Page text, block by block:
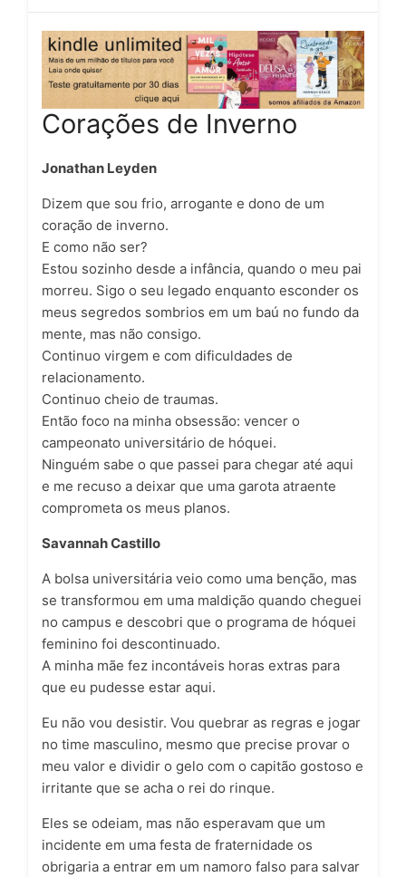
Corações de Inverno
Jonathan Leyden
Dizem que sou frio, arrogante e dono de um
coração de inverno.
E como não ser?
Estou sozinho desde a infância, quando o meu pai
morreu. Sigo o seu legado enquanto esconder os
meus segredos sombrios em um baú no fundo da
mente, mas não consigo.
Continuo virgem e com dificuldades de
relacionamento.
Continuo cheio de traumas.
Então foco na minha obsessão: vencer o
campeonato universitário de hóquei.
Ninguém sabe o que passei para chegar até aqui
e me recuso a deixar que uma garota atraente
comprometa os meus planos.
Savannah Castillo
A bolsa universitária veio como uma benção, mas
se transformou em uma maldição quando cheguei
no campus e descobri que o programa de hóquei
feminino foi descontinuado.
A minha mãe fez incontáveis horas extras para
que eu pudesse estar aqui.
Eu não vou desistir. Vou quebrar as regras e jogar
no time masculino, mesmo que precise provar o
meu valor e dividir o gelo com o capitão gostoso e
irritante que se acha o rei do rinque.
Eles se odeiam, mas não esperavam que um
incidente em uma festa de fraternidade os
obrigaria a entrar em um namoro falso para salvar